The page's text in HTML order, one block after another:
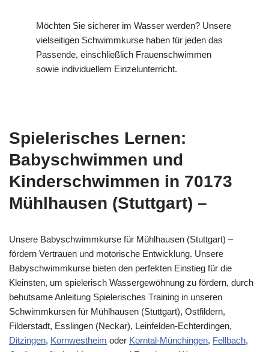
Möchten Sie sicherer im Wasser werden? Unsere
vielseitigen Schwimmkurse haben für jeden das
Passende, einschließlich Frauenschwimmen
sowie individuellem Einzelunterricht.
Spielerisches Lernen:
Babyschwimmen und
Kinderschwimmen in 70173
Mühlhausen (Stuttgart) –
Unsere Babyschwimmkurse für Mühlhausen (Stuttgart) –
fördern Vertrauen und motorische Entwicklung. Unsere
Babyschwimmkurse bieten den perfekten Einstieg für die
Kleinsten, um spielerisch Wassergewöhnung zu fördern, durch
behutsame Anleitung Spielerisches Training in unseren
Schwimmkursen für Mühlhausen (Stuttgart), Ostfildern,
Filderstadt, Esslingen (Neckar), Leinfelden-Echterdingen,
Ditzingen, Kornwestheim oder Korntal-Münchingen, Fellbach,